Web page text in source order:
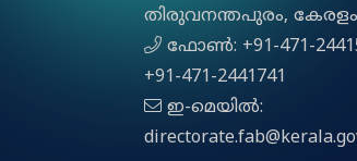
തിരുവനന്തപുരം, കേരളം-
ഫോൺ: +91-471-
+91-471-2441741
ഇ-മെയിൽ: